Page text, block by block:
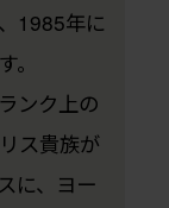
1985年に
ンク上の
ス貴族が
に、ヨー